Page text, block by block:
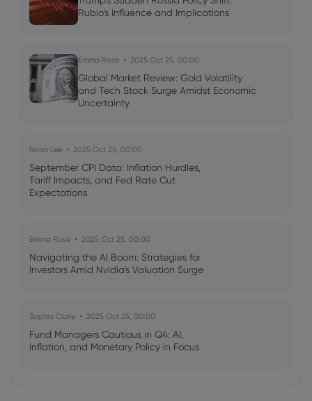
Trading opportunities: prepare for
Rubio's Influence and Implications
Emma Rose 2025 Oct 25, 00:00
Global Market Review: Gold Volatility
and Tech Stock Surge Amidst Economic
Uncertainty
Noah Lee 2025 Oct 25, 00:00
September CPI Data: Inflation Hurdles,
Tariff Impacts, and Fed Rate Cut
Expectations
Emma Rose 2025 Oct 25, 00:00
Navigating the AI Boom: Strategies for
Investors Amid Nvidia's Valuation Surge
Sophia Claire 2025 Oct 25, 00:00
Fund Managers Cautious in Q4: AI,
Inflation, and Monetary Policy in Focus